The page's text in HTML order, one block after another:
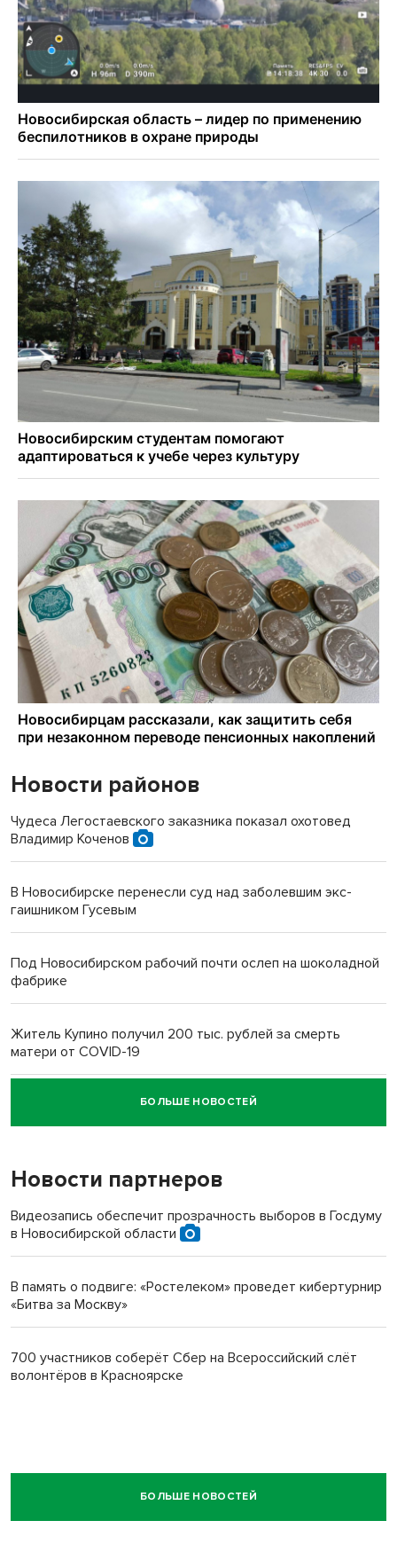
Новости районов
Чудеса Легостаевского заказника показал охотовед
Владимир Коченов
В Новосибирске перенесли суд над заболевшим экс-
гаишником Гусевым
Под Новосибирском рабочий почти ослеп на шоколадной
фабрике
Житель Купино получил 200 тыс. рублей за смерть
матери от COVID-19
Новосибирский суд наказал водителя за смерть
пенсионерки на вокзале
БОЛЬШЕ НОВОСТЕЙ
Новости партнеров
Видеозапись обеспечит прозрачность выборов в Госдуму
в Новосибирской области
В память о подвиге: «Ростелеком» проведет кибертурнир
«Битва за Москву»
700 участников соберёт Сбер на Всероссийский слёт
волонтёров в Красноярске
БОЛЬШЕ НОВОСТЕЙ